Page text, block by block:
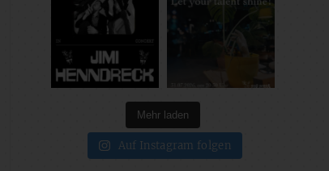
Mehr laden
Auf Instagram folgen